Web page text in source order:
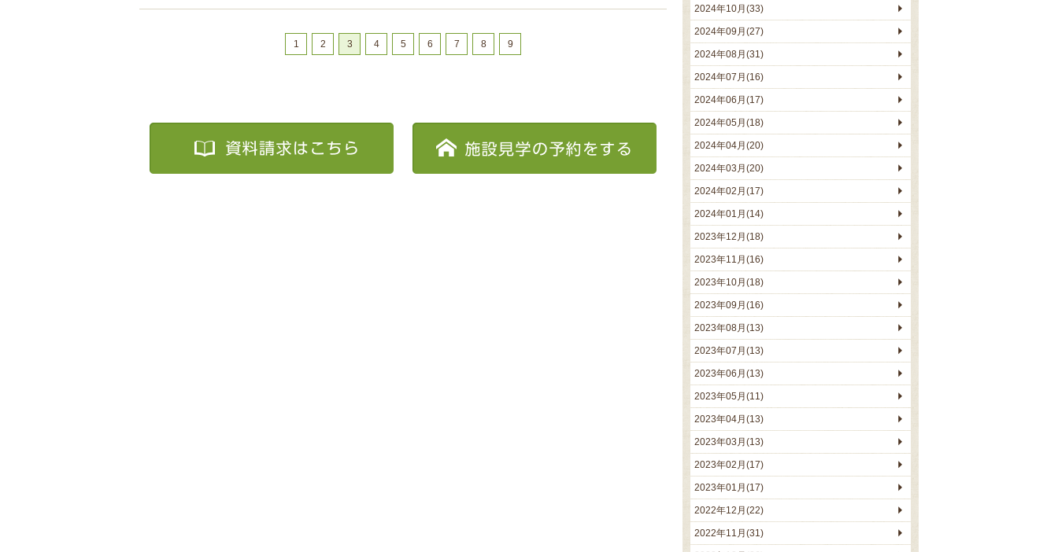
1 2 3 4 5 6 7 8 9
2024年10月(33)
2024年09月(27)
2024年08月(31)
2024年07月(16)
2024年06月(17)
2024年05月(18)
2024年04月(20)
2024年03月(20)
2024年02月(17)
2024年01月(14)
2023年12月(18)
2023年11月(16)
2023年10月(18)
2023年09月(16)
2023年08月(13)
2023年07月(13)
2023年06月(13)
2023年05月(11)
2023年04月(13)
2023年03月(13)
2023年02月(17)
2023年01月(17)
2022年12月(22)
2022年11月(31)